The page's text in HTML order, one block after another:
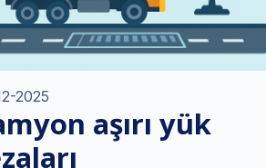
2025
aşırı yük